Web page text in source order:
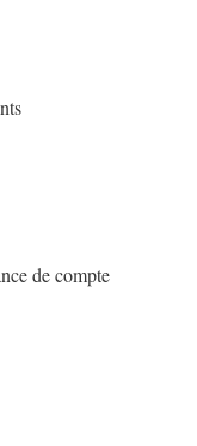
de compte